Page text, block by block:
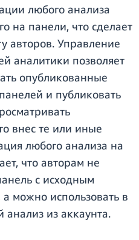
любого анализа
на панели, что сделает
авторов. Управление
аналитики позволяет
опубликованные
и публиковать
внес те или иные
любого анализа на
что авторам не
с исходным
можно использовать в
из аккаунта.